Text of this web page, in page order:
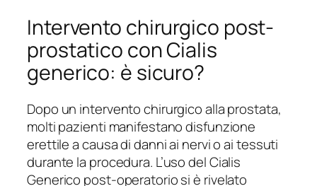
Intervento chirurgico post-
prostatico con Cialis
generico: è sicuro?
Dopo un intervento chirurgico alla prostata,
molti pazienti manifestano disfunzione
erettile a causa di danni ai nervi o ai tessuti
durante la procedura. L’uso del Cialis
Generico post-operatorio si è rivelato